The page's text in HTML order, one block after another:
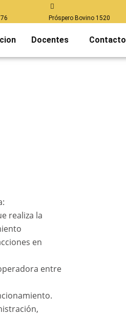
Próspero Bovino 1520
Docentes Contacto
realiza la
en
entre